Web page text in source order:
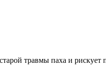
травмы паха и рискует